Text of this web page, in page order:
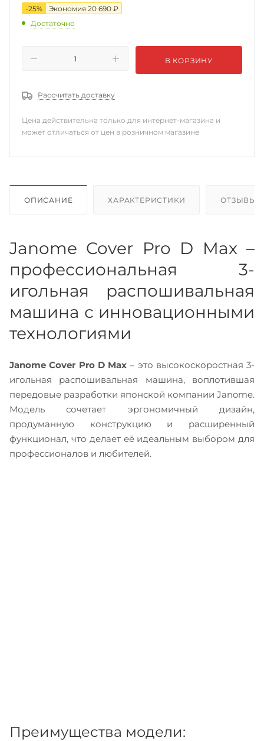
-25% Экономия 20 690 ₽
Достаточно
В КОРЗИНУ
Рассчитать доставку
Цена действительна только для интернет-магазина и
может отличаться от цен в розничном магазине
ОПИСАНИЕ ХАРАКТЕРИСТИКИ ОТЗЫВЫ
Janome Cover Pro D Max –
профессиональная 3-
игольная распошивальная
машина с инновационными
технологиями
Janome Cover Pro D Max – это высокоскоростная 3-
игольная распошивальная машина, воплотившая
передовые разработки японской компании Janome.
Модель сочетает эргономичный дизайн,
продуманную конструкцию и расширенный
функционал, что делает её идеальным выбором для
профессионалов и любителей.
Преимущества модели: